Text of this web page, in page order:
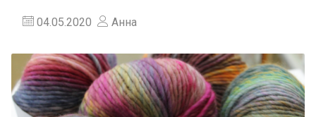
04.05.2020 Анна